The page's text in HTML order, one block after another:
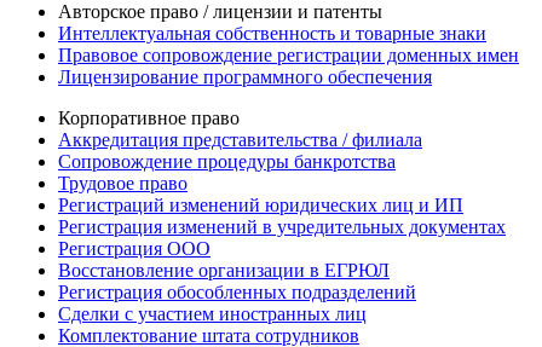
Авторское право / лицензии и патенты
Интеллектуальная собственность и товарные знаки
Правовое сопровождение регистрации доменных имен
Лицензирование программного обеспечения
Корпоративное право
Аккредитация представительства / филиала
Сопровождение процедуры банкротства
Трудовое право
Регистраций изменений юридических лиц и ИП
Регистрация изменений в учредительных документах
Регистрация ООО
Восстановление организации в ЕГРЮЛ
Регистрация обособленных подразделений
Сделки с участием иностранных лиц
Комплектование штата сотрудников